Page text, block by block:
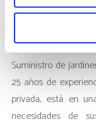
ornamental como
demandan nuestros
Suministro de
25 años de
privada, está en
necesidades de